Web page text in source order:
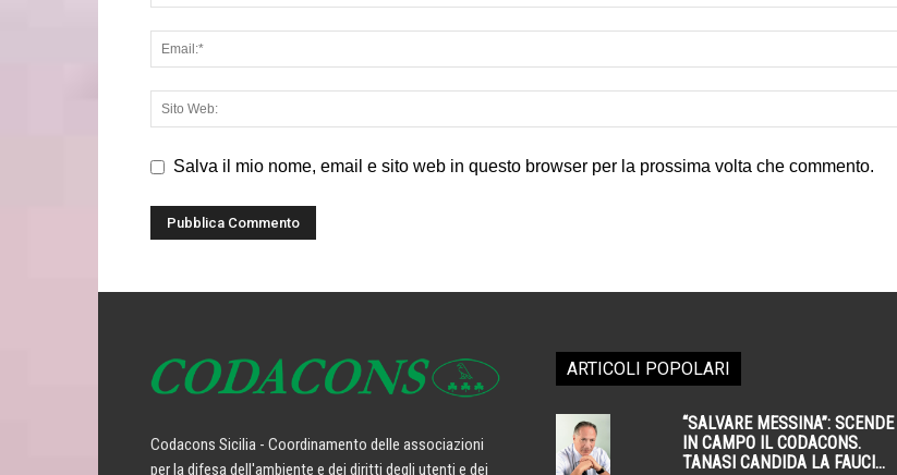
Salva il mio nome, email e sito web in questo browser per la prossima volta che commento.
Codacons Sicilia - Coordinamento delle associazioni
per la difesa dell'ambiente e dei diritti degli utenti e dei
ARTICOLI POPOLARI
“SALVARE MESSINA”: SCENDE
IN CAMPO IL CODACONS.
TANASI CANDIDA LA FAUCI...